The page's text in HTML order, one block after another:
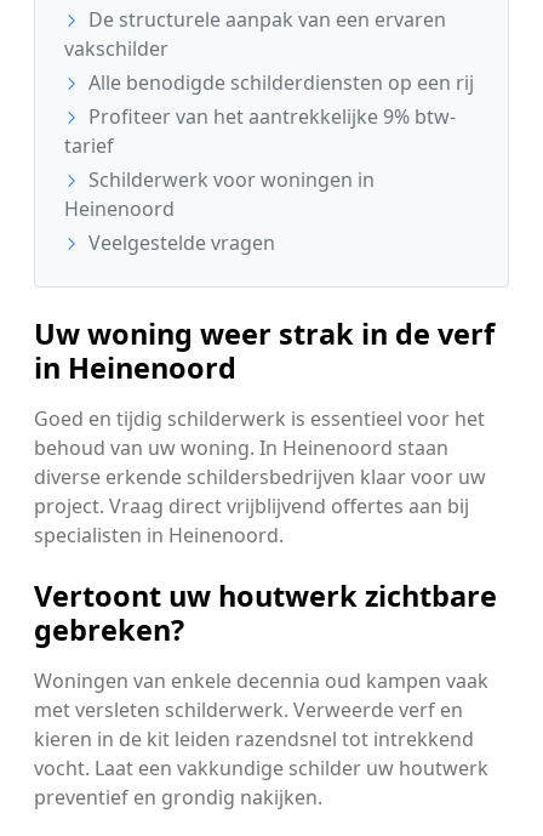
De structurele aanpak van een ervaren
vakschilder
Alle benodigde schilderdiensten op een rij
Profiteer van het aantrekkelijke 9% btw-
tarief
Schilderwerk voor woningen in
Heinenoord
Veelgestelde vragen
Uw woning weer strak in de verf
in Heinenoord
Goed en tijdig schilderwerk is essentieel voor het
behoud van uw woning. In Heinenoord staan
diverse erkende schildersbedrijven klaar voor uw
project. Vraag direct vrijblijvend offertes aan bij
specialisten in Heinenoord.
Vertoont uw houtwerk zichtbare
gebreken?
Woningen van enkele decennia oud kampen vaak
met versleten schilderwerk. Verweerde verf en
kieren in de kit leiden razendsnel tot intrekkend
vocht. Laat een vakkundige schilder uw houtwerk
preventief en grondig nakijken.